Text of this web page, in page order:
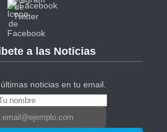
Facebook
a las Noticias
noticias en tu email.